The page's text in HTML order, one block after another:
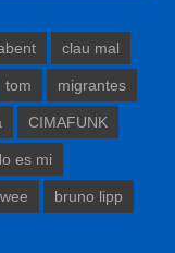
clau mal
tom migrantes
CIMAFUNK
es mi
bruno lipp